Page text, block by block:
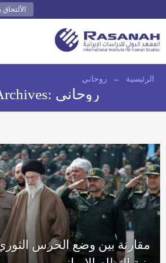
الرئيسية ← روحاني
روحاني
مقارنة بين وضع الحرس